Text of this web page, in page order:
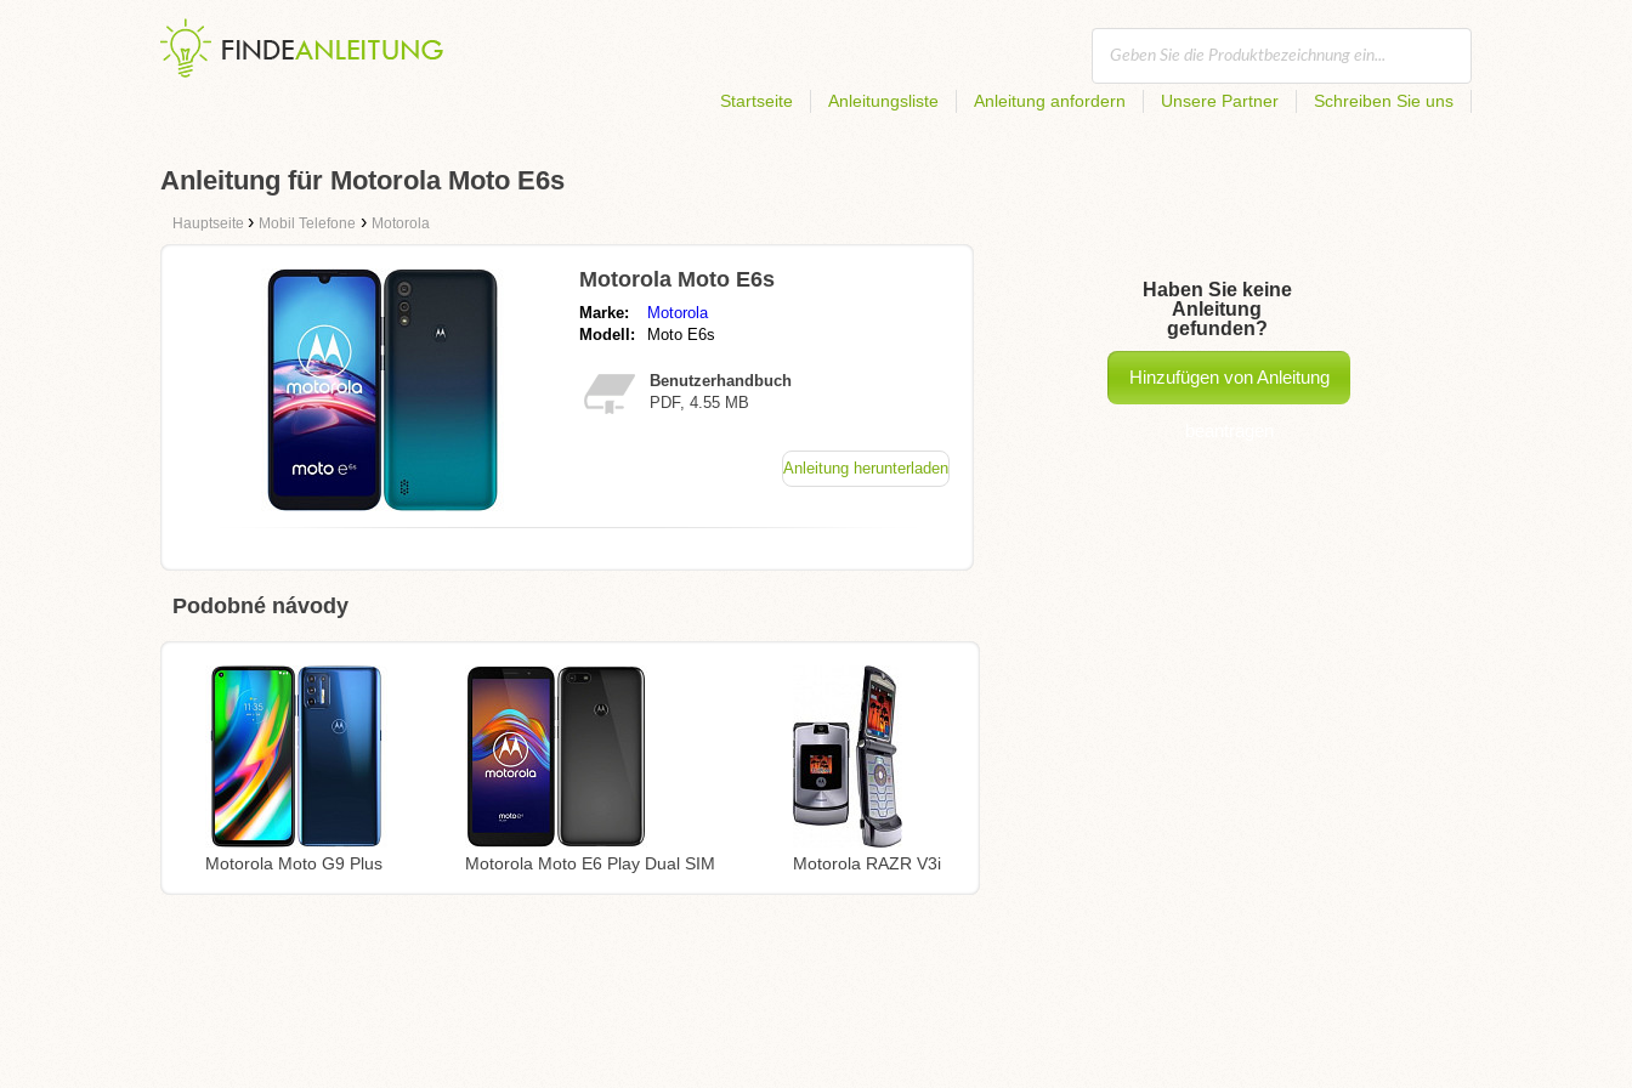
Startseite Anleitungsliste Anleitung anfordern Unsere Partner Schreiben Sie uns
Anleitung für Motorola Moto E6s
Hauptseite › Mobil Telefone › Motorola
Motorola Moto E6s
Marke:
Motorola
Modell:
Moto E6s
Benutzerhandbuch
PDF, 4.55 MB
Anleitung herunterladen
Podobné návody
Motorola Moto G9 Plus Motorola Moto E6 Play Dual SIM Motorola RAZR V3i
Haben Sie keine
Anleitung
gefunden?
Hinzufügen von Anleitung